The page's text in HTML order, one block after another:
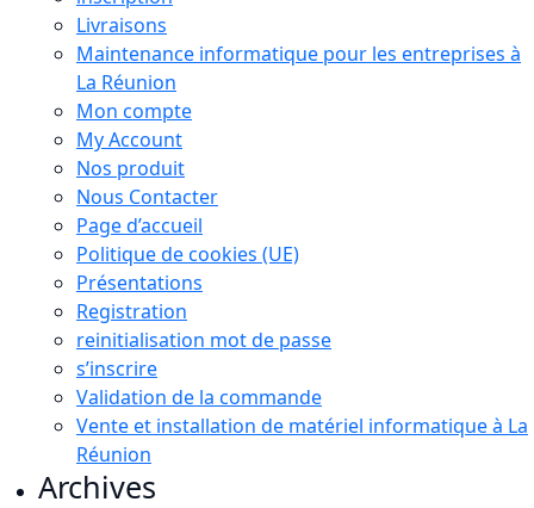
Livraisons
Maintenance informatique pour les entreprises à
La Réunion
Mon compte
My Account
Nos produit
Nous Contacter
Page d’accueil
Politique de cookies (UE)
Présentations
Registration
reinitialisation mot de passe
s’inscrire
Validation de la commande
Vente et installation de matériel informatique à La
Réunion
Archives